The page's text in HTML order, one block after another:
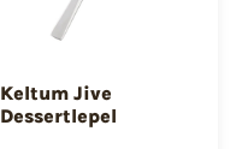
Keltum Jive
Dessertlepel